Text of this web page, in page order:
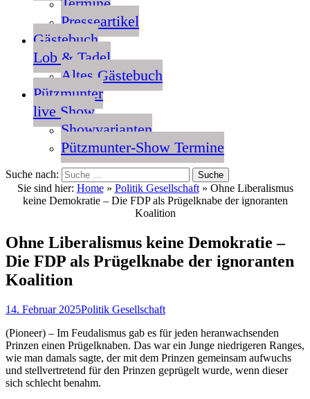
Presseartikel
Gästebuch
Lob & Tadel
Altes Gästebuch
Pützmunter
live Show
Showvarianten
Pützmunter-Show Termine
Suche nach:
Sie sind hier: Home» Politik Gesellschaft» Ohne Liberalismus
keine Demokratie – Die FDP als Prügelknabe der ignoranten
Koalition
Ohne Liberalismus keine Demokratie –
Die FDP als Prügelknabe der ignoranten
Koalition
14. Februar 2025Politik Gesellschaft
(Pioneer) – Im Feudalismus gab es für jeden heranwachsenden
Prinzen einen Prügelknaben. Das war ein Junge niedrigeren Ranges,
wie man damals sagte, der mit dem Prinzen gemeinsam aufwuchs
und stellvertretend für den Prinzen geprügelt wurde, wenn dieser
sich schlecht benahm.